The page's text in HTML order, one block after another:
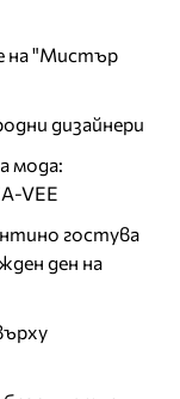
на "Мистър
дизайнери
мода:
VEE
гостува
ден на